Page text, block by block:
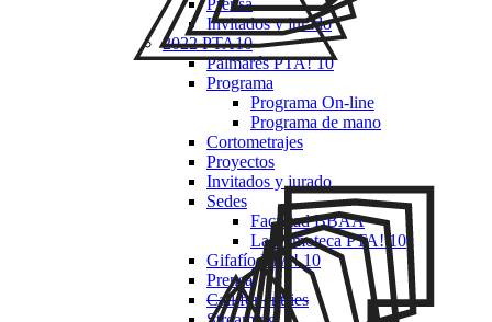
Prensa
Invitados y jurado
2022 PTA10
Palmarés PTA! 10
Programa
Programa On-line
Programa de mano
Cortometrajes
Proyectos
Invitados y jurado
Sedes
Facultad BBAA
La Filmoteca PTA! 10
Gifafío PTA! 10
Prensa
Call for entries